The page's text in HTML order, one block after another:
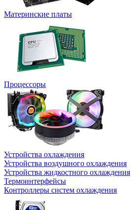
Материнские платы
Процессоры
Устройства охлаждения
Устройства воздушного охлаждения
Устройства жидкостного охлаждения
Термоинтерфейсы
Контроллеры систем охлаждения